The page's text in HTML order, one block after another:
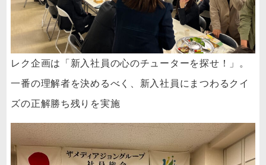
レク企画は「新入社員の心のチューターを探せ！」。
一番の理解者を決めるべく、新入社員にまつわるクイ
ズの正解勝ち残りを実施